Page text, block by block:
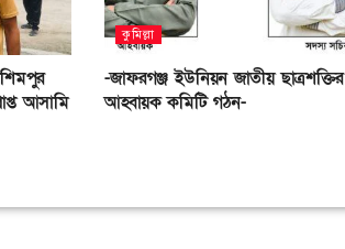
আসামি
কুমিল্লা
-জাফরগঞ্জ ইউনিয়ন জাতীয় ছাত্রশক্তির
আহ্বায়ক কমিটি গঠন-